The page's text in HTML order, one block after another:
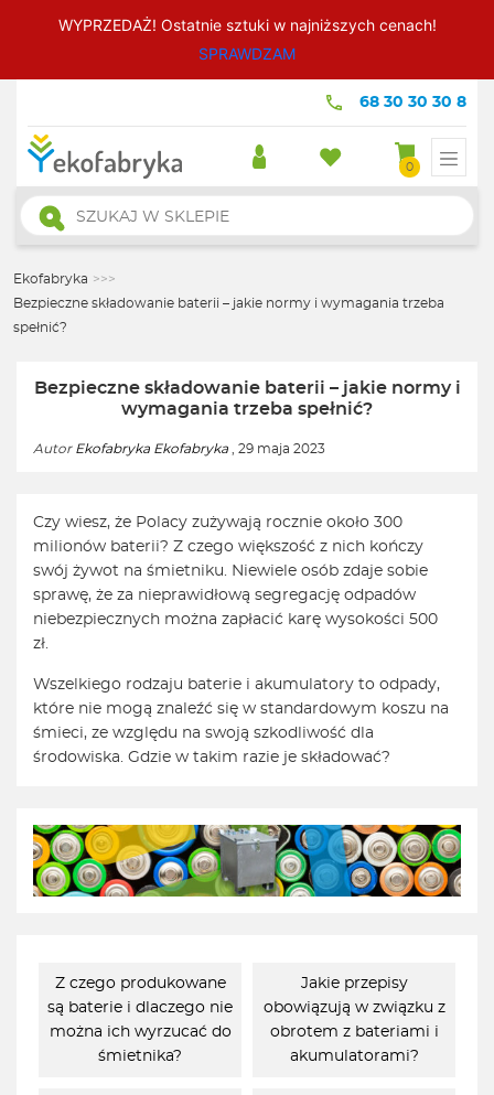
WYPRZEDAŻ! Ostatnie sztuki w najniższych cenach!
SPRAWDZAM
68 30 30 30 8
0
Wyszukiwarka
produktów
Ekofabryka >>>
Bezpieczne składowanie baterii – jakie normy i wymagania trzeba
spełnić?
Bezpieczne składowanie baterii – jakie normy i
wymagania trzeba spełnić?
Autor Ekofabryka Ekofabryka , 29 maja 2023
Czy wiesz, że Polacy zużywają rocznie około 300
milionów baterii? Z czego większość z nich kończy
swój żywot na śmietniku. Niewiele osób zdaje sobie
sprawę, że za nieprawidłową segregację odpadów
niebezpiecznych można zapłacić karę wysokości 500
zł.
Wszelkiego rodzaju baterie i akumulatory to odpady,
które nie mogą znaleźć się w standardowym koszu na
śmieci, ze względu na swoją szkodliwość dla
środowiska. Gdzie w takim razie je składować?
Z czego produkowane
są baterie i dlaczego nie
można ich wyrzucać do
śmietnika?
Jakie przepisy
obowiązują w związku z
obrotem z bateriami i
akumulatorami?